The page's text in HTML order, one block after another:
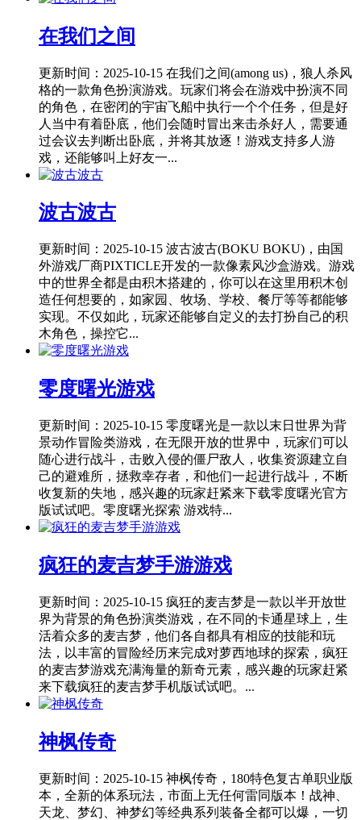
在我们之间
更新时间：2025-10-15 在我们之间(among us)，狼人杀风
格的一款角色扮演游戏。玩家们将会在游戏中扮演不同
的角色，在密闭的宇宙飞船中执行一个个任务，但是好
人当中有着卧底，他们会随时冒出来击杀好人，需要通
过会议去判断出卧底，并将其放逐！游戏支持多人游
戏，还能够叫上好友一...
波古波古
更新时间：2025-10-15 波古波古(BOKU BOKU)，由国
外游戏厂商PIXTICLE开发的一款像素风沙盒游戏。游戏
中的世界全都是由积木搭建的，你可以在这里用积木创
造任何想要的，如家园、牧场、学校、餐厅等等都能够
实现。不仅如此，玩家还能够自定义的去打扮自己的积
木角色，操控它...
零度曙光游戏
更新时间：2025-10-15 零度曙光是一款以末日世界为背
景动作冒险类游戏，在无限开放的世界中，玩家们可以
随心进行战斗，击败入侵的僵尸敌人，收集资源建立自
己的避难所，拯救幸存者，和他们一起进行战斗，不断
收复新的失地，感兴趣的玩家赶紧来下载零度曙光官方
版试试吧。零度曙光探索 游戏特...
疯狂的麦吉梦手游游戏
更新时间：2025-10-15 疯狂的麦吉梦是一款以半开放世
界为背景的角色扮演类游戏，在不同的卡通星球上，生
活着众多的麦吉梦，他们各自都具有相应的技能和玩
法，以丰富的冒险经历来完成对萝西地球的探索，疯狂
的麦吉梦游戏充满海量的新奇元素，感兴趣的玩家赶紧
来下载疯狂的麦吉梦手机版试试吧。...
神枫传奇
更新时间：2025-10-15 神枫传奇，180特色复古单职业版
本，全新的体系玩法，市面上无任何雷同版本！战神、
天龙、梦幻、神梦幻等经典系列装备全都可以爆，一切